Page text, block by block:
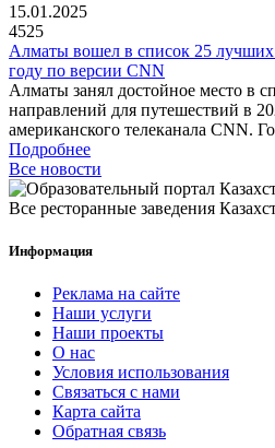
15.01.2025
4525
Алматы вошел в список 25
году по версии CNN
Алматы занял достойное место в
направлений для путешествий в
американского телеканала CNN.
Подробнее
Все новости
Все ресторанные заведения
Информация
Реклама на сайте
Наши услуги
Наши проекты
О нас
Условия использования
Связаться с нами
Карта сайта
Обратная связь